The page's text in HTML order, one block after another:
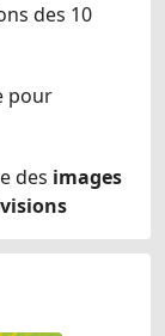
des 10
pour
des images